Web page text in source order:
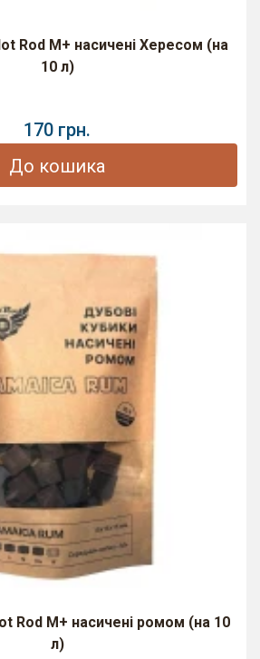
Rod M+ насичені Хересом (на
10 л)
170 грн.
До кошика
Rod M+ насичені ромом (на 10
л)